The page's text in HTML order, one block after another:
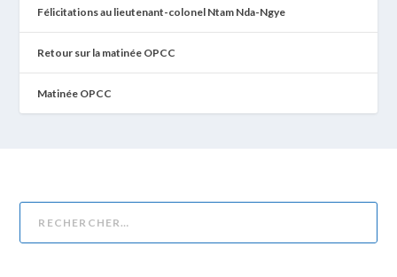
Félicitations au lieutenant-colonel Ntam Nda-Ngye
Retour sur la matinée OPCC
Matinée OPCC